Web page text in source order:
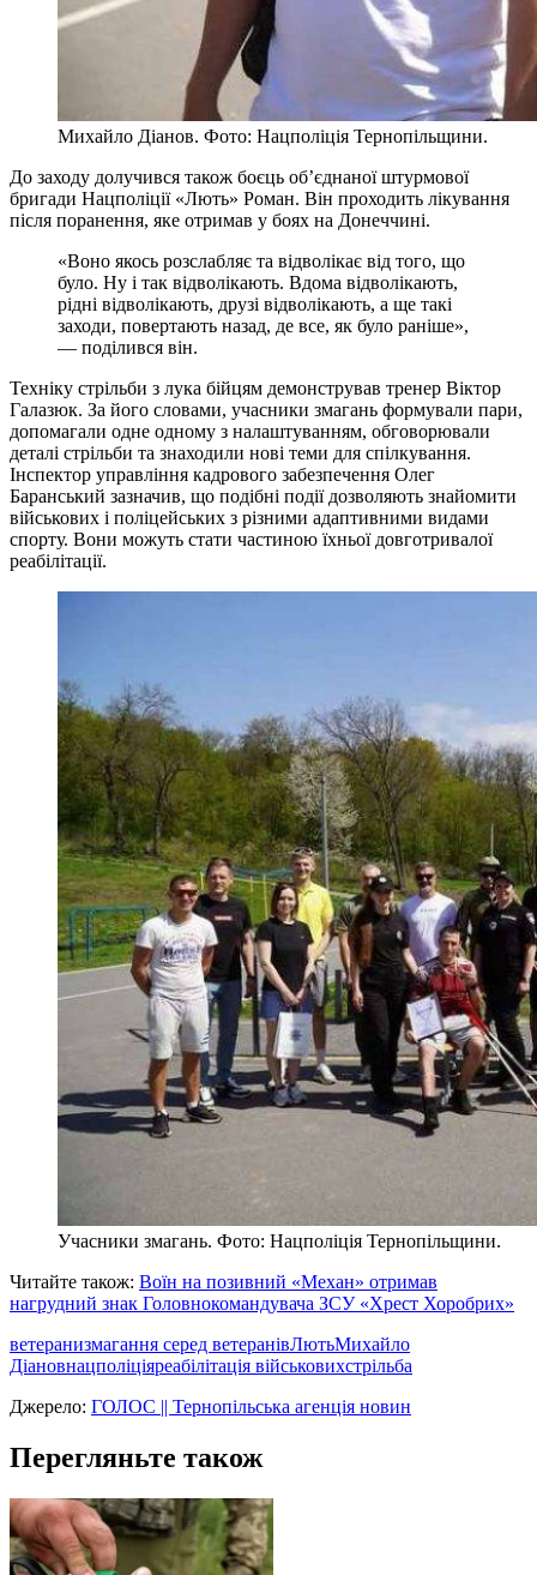
Михайло Діанов. Фото: Нацполіція Тернопільщини.
До заходу долучився також боєць об’єднаної штурмової
бригади Нацполіції «Лють» Роман. Він проходить лікування
після поранення, яке отримав у боях на Донеччині.
«Воно якось розслабляє та відволікає від того, що
було. Ну і так відволікають. Вдома відволікають,
рідні відволікають, друзі відволікають, а ще такі
заходи, повертають назад, де все, як було раніше»,
— поділився він.
Техніку стрільби з лука бійцям демонстрував тренер Віктор
Галазюк. За його словами, учасники змагань формували пари,
допомагали одне одному з налаштуванням, обговорювали
деталі стрільби та знаходили нові теми для спілкування.
Інспектор управління кадрового забезпечення Олег
Баранський зазначив, що подібні події дозволяють знайомити
військових і поліцейських з різними адаптивними видами
спорту. Вони можуть стати частиною їхньої довготривалої
реабілітації.
Учасники змагань. Фото: Нацполіція Тернопільщини.
Читайте також: Воїн на позивний «Механ» отримав
нагрудний знак Головнокомандувача ЗСУ «Хрест Хоробрих»
ветеранизмагання серед ветеранівЛютьМихайло
Діановнацполіціяреабілітація військовихстрільба
Джерело: ГОЛОС || Тернопільська агенція новин
Перегляньте також